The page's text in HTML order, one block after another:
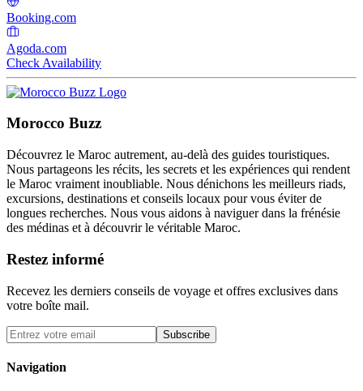
Booking.com
Agoda.com
Check Availability
Morocco Buzz
Découvrez le Maroc autrement, au-delà des guides touristiques.
Nous partageons les récits, les secrets et les expériences qui rendent
le Maroc vraiment inoubliable. Nous dénichons les meilleurs riads,
excursions, destinations et conseils locaux pour vous éviter de
longues recherches. Nous vous aidons à naviguer dans la frénésie
des médinas et à découvrir le véritable Maroc.
Restez informé
Recevez les derniers conseils de voyage et offres exclusives dans
votre boîte mail.
Subscribe
Navigation